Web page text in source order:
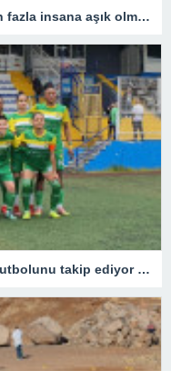
Araştırmalara göre aynı anda birden fazla insana aşık olmak mümkün
Futbol taraftarlarının %72’si kadın futbolunu takip ediyor – Son Dakika Spor Haberleri